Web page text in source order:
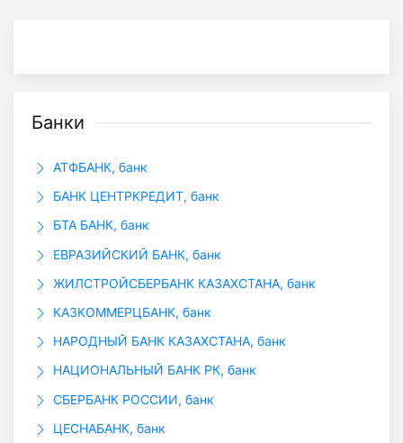
Банки
АТФБАНК, банк
БАНК ЦЕНТРКРЕДИТ, банк
БТА БАНК, банк
ЕВРАЗИЙСКИЙ БАНК, банк
ЖИЛСТРОЙСБЕРБАНК КАЗАХСТАНА, банк
КАЗКОММЕРЦБАНК, банк
НАРОДНЫЙ БАНК КАЗАХСТАНА, банк
НАЦИОНАЛЬНЫЙ БАНК РК, банк
СБЕРБАНК РОССИИ, банк
ЦЕСНАБАНК, банк